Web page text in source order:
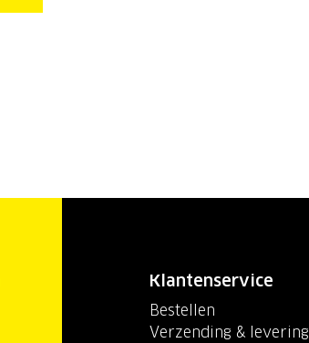
Klantenservice
Bestellen
Verzending & levering